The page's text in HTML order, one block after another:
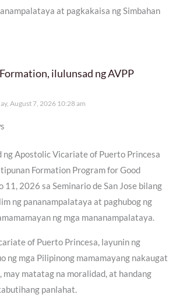
at pagkakaisa ng Simbahan
ilulunsad ng AVPP
August 7, 2026 10:28 am
ng Apostolic Vicariate of Puerto Princesa
Formation Program for Good
11, 2026 sa Seminario de San Jose bilang
ng pananampalataya at paghubog ng
ng mga mananampalataya.
of Puerto Princesa, layunin ng
ng mga Pilipinong mamamayang nakaugat
may matatag na moralidad, at handang
panlahat.